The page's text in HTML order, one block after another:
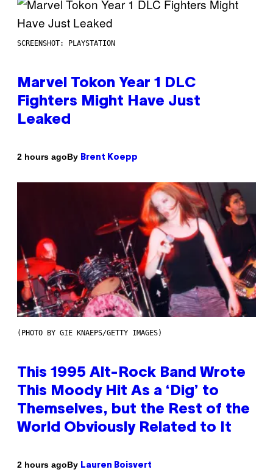
SCREENSHOT: PLAYSTATION
Marvel Tokon Year 1 DLC
Fighters Might Have Just
Leaked
2 hours agoBy Brent Koepp
(PHOTO BY GIE KNAEPS/GETTY IMAGES)
This 1995 Alt-Rock Band Wrote
This Moody Hit As a ‘Dig’ to
Themselves, but the Rest of the
World Obviously Related to It
2 hours agoBy Lauren Boisvert